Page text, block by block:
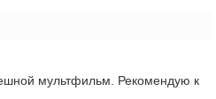
мультфильм. Рекомендую к